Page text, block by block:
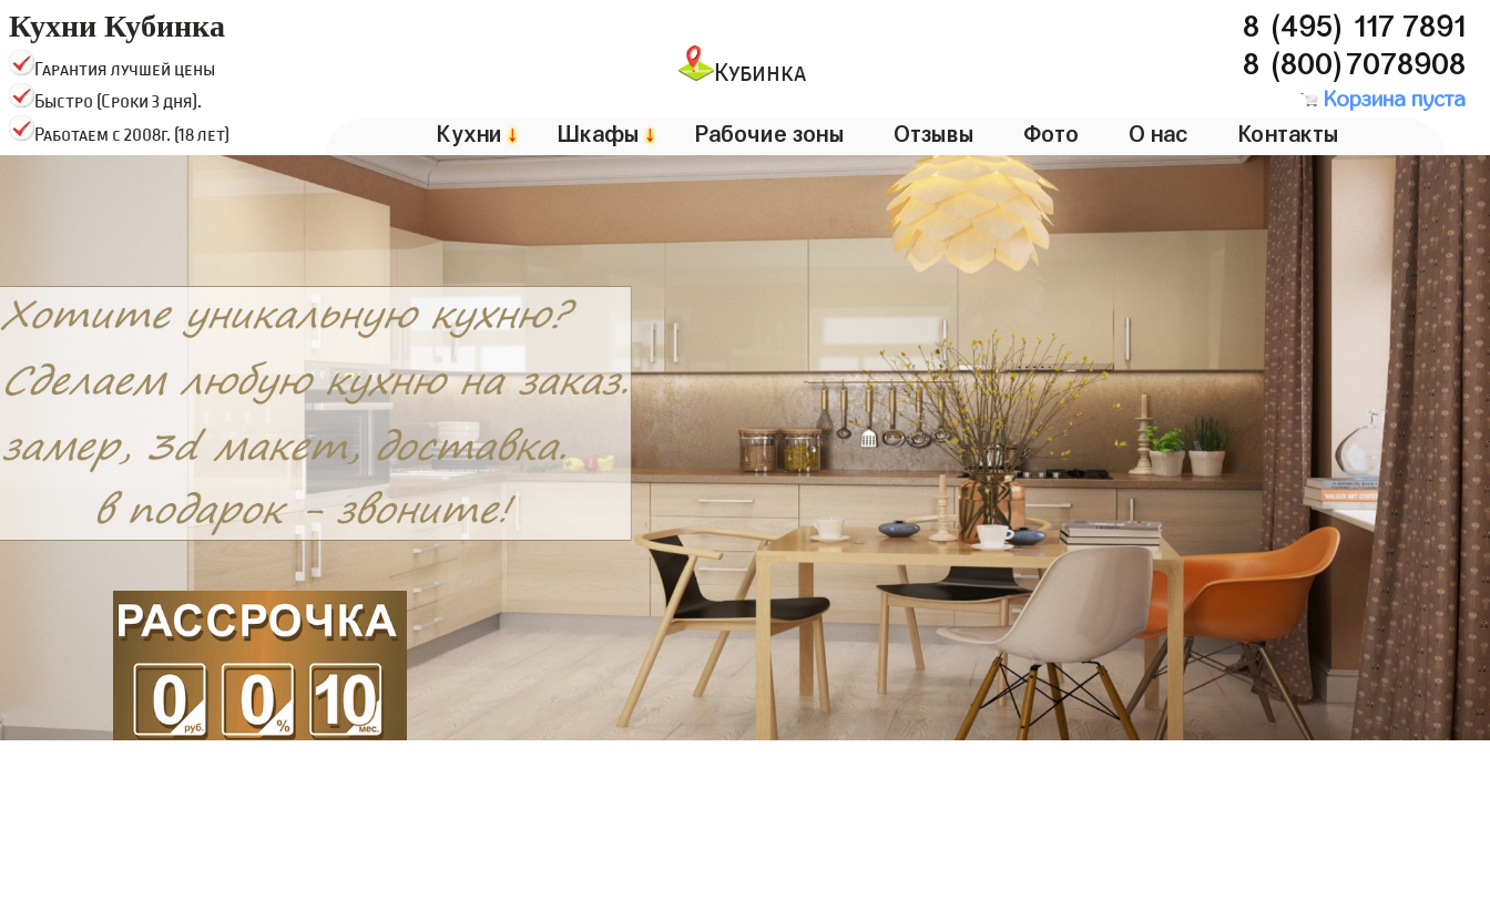
Кухни Кубинка
Гарантия лучшей цены
Быстро (Сроки 3 дня).
Работаем с 2008г. (18 лет)
Кубинка
8 (495) 117 7891
8 (800)7078908
Корзина пуста
Кухни↓ Шкафы↓ Рабочие зоны Отзывы Фото О нас Контакты